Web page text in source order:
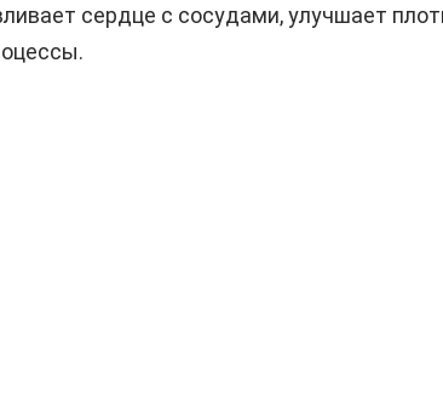
сердце с сосудами, улучшает